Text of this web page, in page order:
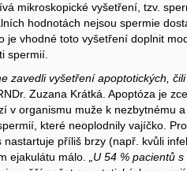
mikroskopické vyšetření, tzv.
hodnotách nejsou spermie
je vhodné toto vyšetření doplnit
spermií.
zavedli vyšetření apoptotických, čili
Zuzana Krátká. Apoptóza je
v organismu muže k nezbytnému a
které neoplodnily vajíčko.
příliš brzy (např. kvůli
ejakulátu málo.
„U 54 % pacientů s